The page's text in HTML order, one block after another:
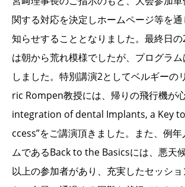
関する対応を決定しホームページ等を
知らせすることとなりました。最終日の
は朝から荒れ模様でしたが、プログラ
しました。特別講演2としてベルギーの
ric Rompen教授には、帰りの飛行機が
integration of dental Implants, a Key
ccess”をご講演頂きました。また、例
ムであるBack to the Basicsには、悪天
以上の参加者があり、充実したセッシ